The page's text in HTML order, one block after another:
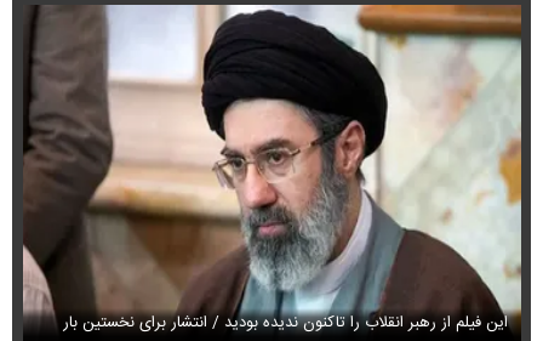
این فیلم از رهبر انقلاب را تاکنون ندیده بودید / انتشار برای نخستین بار